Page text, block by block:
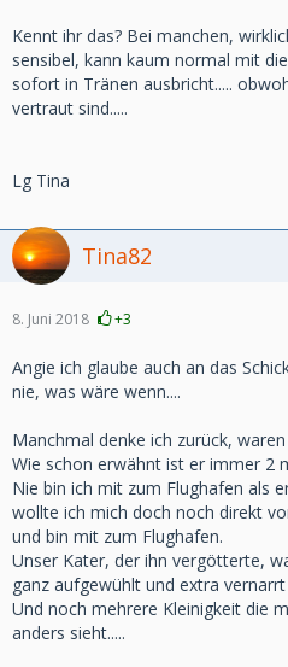
Kennt ihr das? Bei manchen,
sensibel, kann kaum normal mit
sofort in Tränen ausbricht.....
vertraut sind.....
Lg Tina
Tina82
8. Juni 2018 +3
Angie ich glaube auch an das
nie, was wäre wenn....
Manchmal denke ich zurück,
Wie schon erwähnt ist er immer 2
Nie bin ich mit zum Flughafen als
wollte ich mich doch noch direkt
und bin mit zum Flughafen.
Unser Kater, der ihn vergötterte,
ganz aufgewühlt und extra
Und noch mehrere Kleinigkeit die
anders sieht.....